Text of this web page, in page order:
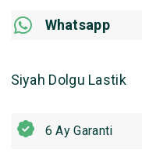
Whatsapp
Siyah Dolgu Lastik
6 Ay Garanti